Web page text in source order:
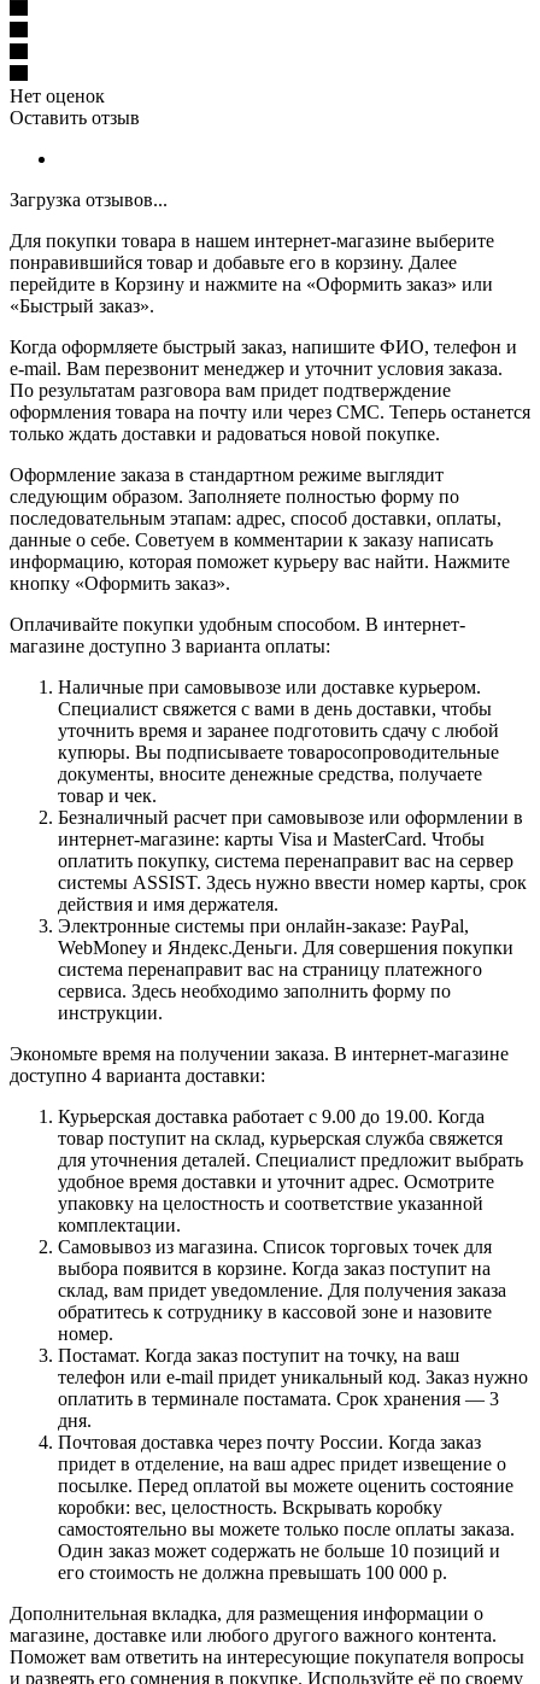
Нет оценок
Оставить отзыв
Загрузка отзывов...
Для покупки товара в нашем интернет-магазине выберите
понравившийся товар и добавьте его в корзину. Далее
перейдите в Корзину и нажмите на «Оформить заказ» или
«Быстрый заказ».
Когда оформляете быстрый заказ, напишите ФИО, телефон и
e-mail. Вам перезвонит менеджер и уточнит условия заказа.
По результатам разговора вам придет подтверждение
оформления товара на почту или через СМС. Теперь останется
только ждать доставки и радоваться новой покупке.
Оформление заказа в стандартном режиме выглядит
следующим образом. Заполняете полностью форму по
последовательным этапам: адрес, способ доставки, оплаты,
данные о себе. Советуем в комментарии к заказу написать
информацию, которая поможет курьеру вас найти. Нажмите
кнопку «Оформить заказ».
Оплачивайте покупки удобным способом. В интернет-
магазине доступно 3 варианта оплаты:
Наличные при самовывозе или доставке курьером.
Специалист свяжется с вами в день доставки, чтобы
уточнить время и заранее подготовить сдачу с любой
купюры. Вы подписываете товаросопроводительные
документы, вносите денежные средства, получаете
товар и чек.
Безналичный расчет при самовывозе или оформлении в
интернет-магазине: карты Visa и MasterCard. Чтобы
оплатить покупку, система перенаправит вас на сервер
системы ASSIST. Здесь нужно ввести номер карты, срок
действия и имя держателя.
Электронные системы при онлайн-заказе: PayPal,
WebMoney и Яндекс.Деньги. Для совершения покупки
система перенаправит вас на страницу платежного
сервиса. Здесь необходимо заполнить форму по
инструкции.
Экономьте время на получении заказа. В интернет-магазине
доступно 4 варианта доставки:
Курьерская доставка работает с 9.00 до 19.00. Когда
товар поступит на склад, курьерская служба свяжется
для уточнения деталей. Специалист предложит выбрать
удобное время доставки и уточнит адрес. Осмотрите
упаковку на целостность и соответствие указанной
комплектации.
Самовывоз из магазина. Список торговых точек для
выбора появится в корзине. Когда заказ поступит на
склад, вам придет уведомление. Для получения заказа
обратитесь к сотруднику в кассовой зоне и назовите
номер.
Постамат. Когда заказ поступит на точку, на ваш
телефон или e-mail придет уникальный код. Заказ нужно
оплатить в терминале постамата. Срок хранения — 3
дня.
Почтовая доставка через почту России. Когда заказ
придет в отделение, на ваш адрес придет извещение о
посылке. Перед оплатой вы можете оценить состояние
коробки: вес, целостность. Вскрывать коробку
самостоятельно вы можете только после оплаты заказа.
Один заказ может содержать не больше 10 позиций и
его стоимость не должна превышать 100 000 р.
Дополнительная вкладка, для размещения информации о
магазине, доставке или любого другого важного контента.
Поможет вам ответить на интересующие покупателя вопросы
и развеять его сомнения в покупке. Используйте её по своему